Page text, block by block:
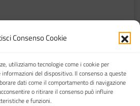
Consenso Cookie
utilizziamo tecnologie come i cookie per
del dispositivo. Il consenso a queste
dati come il comportamento di navigazione
o ritirare il consenso può influire
e funzioni.
"Arturo Loria"